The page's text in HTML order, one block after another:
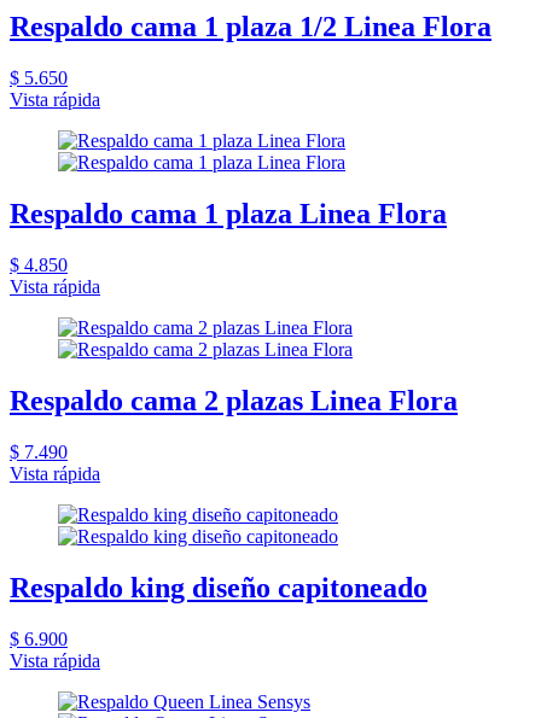
Respaldo cama 1 plaza 1/2 Linea Flora
$ 5.650
Vista rápida
Respaldo cama 1 plaza Linea Flora
$ 4.850
Vista rápida
Respaldo cama 2 plazas Linea Flora
$ 7.490
Vista rápida
Respaldo king diseño capitoneado
$ 6.900
Vista rápida